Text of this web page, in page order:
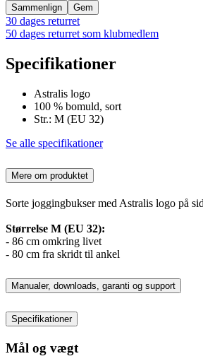
Sammenlign Gem
30 dages returret
50 dages returret som klubmedlem
Specifikationer
Astralis logo
100 % bomuld, sort
Str.: M (EU 32)
Se alle specifikationer
Mere om produktet
Sorte joggingbukser med Astralis logo på
Størrelse M (EU 32):
- 86 cm omkring livet
- 80 cm fra skridt til ankel
Manualer, downloads, garanti og support
Specifikationer
Mål og vægt